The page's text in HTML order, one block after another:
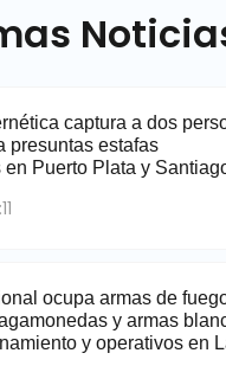
captura a dos
presuntas estafas
en Puerto Plata y
ocupa armas de
y armas
y operativos en